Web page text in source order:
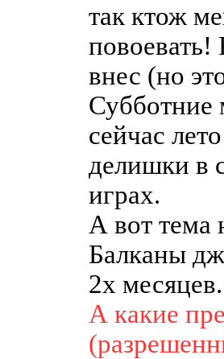
так ктож
внес (но
Субботние
сейчас
делишки в
играх.
А вот тема
Балканы
2х месяцев.
А какие